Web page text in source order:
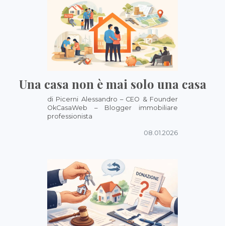
Una casa non è mai solo una casa
di Picerni Alessandro – CEO & Founder
OkCasaWeb – Blogger immobiliare
professionista
08.01.2026